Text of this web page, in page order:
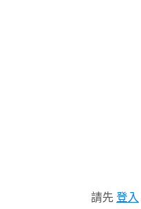
請先 登入